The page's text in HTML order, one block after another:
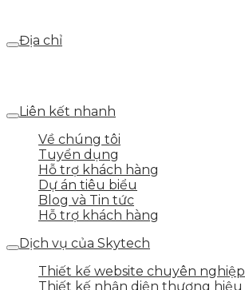
Địa chỉ
Liên kết nhanh
Về chúng tôi
Tuyển dụng
Hỗ trợ khách hàng
Dự án tiêu biểu
Blog và Tin tức
Hỗ trợ khách hàng
Dịch vụ của Skytech
Thiết kế website chuyên nghiệp
Thiết kế nhận diện thương hiệu